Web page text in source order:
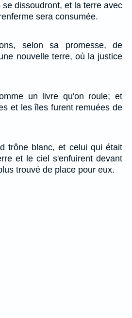
dissoudront, et la terre avec
sera consumée.
selon sa promesse, de
nouvelle terre, où la justice
un livre qu'on roule; et
et les îles furent remuées de
trône blanc, et celui qui était
et le ciel s'enfuirent devant
trouvé de place pour eux.